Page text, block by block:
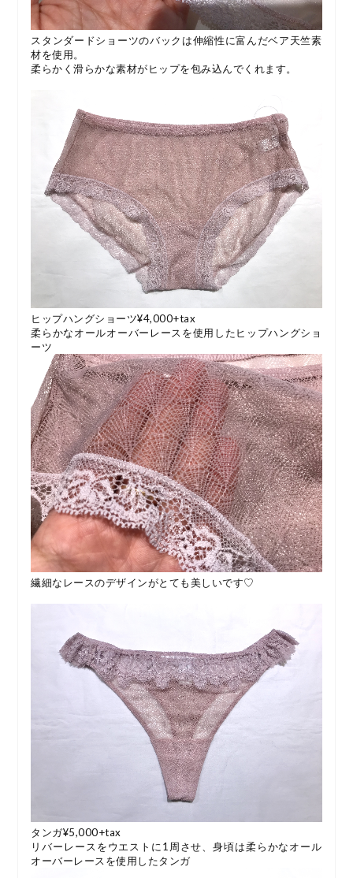
スタンダードショーツのバックは伸縮性に富んだベア天竺素
材を使用。
柔らかく滑らかな素材がヒップを包み込んでくれます。
ヒップハングショーツ¥4,000+tax
柔らかなオールオーバーレースを使用したヒップハングショ
ーツ
繊細なレースのデザインがとても美しいです♡
タンガ¥5,000+tax
リバーレースをウエストに1周させ、身頃は柔らかなオール
オーバーレースを使用したタンガ